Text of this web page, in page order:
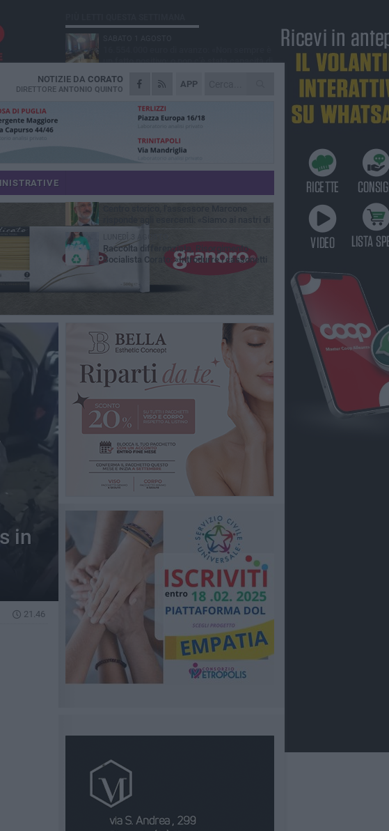
APP
NOTIZIE DA CORATO
DIRETTORE ANTONIO QUINTO
in
21.46
un fatto positivo: o non c'è stata capacità di
VENERDÌ 31 LUGLIO
Via Dante, aiuole nel degrado: tra incuria
VENERDÌ 31 LUGLIO
sul calendario estivo: «Gli eventi generano
presenze, consumi e nuove opportunità»
MERCOLEDÌ 5 AGOSTO
Chiuso momentaneamente distributore di
SABATO 1 AGOSTO
partenza»
Raccolta differenziata, Risorgimento
Socialista Corato: «Introdurre i cassonetti
intelligenti»